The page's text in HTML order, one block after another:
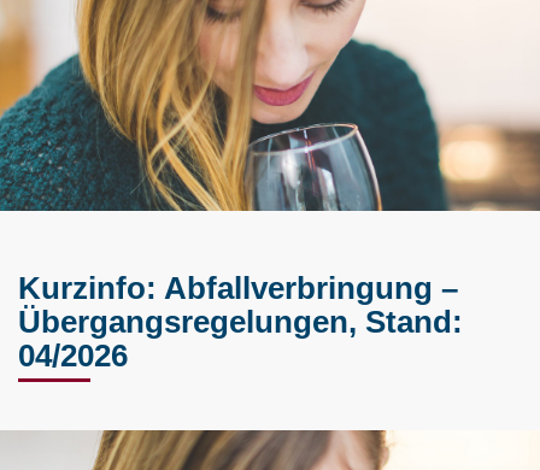
Kurzinfo: Abfallverbringung –
Übergangsregelungen, Stand:
04/2026